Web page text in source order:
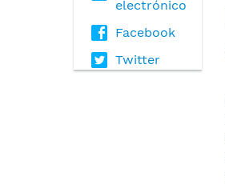
electrónico
Facebook
Twitter